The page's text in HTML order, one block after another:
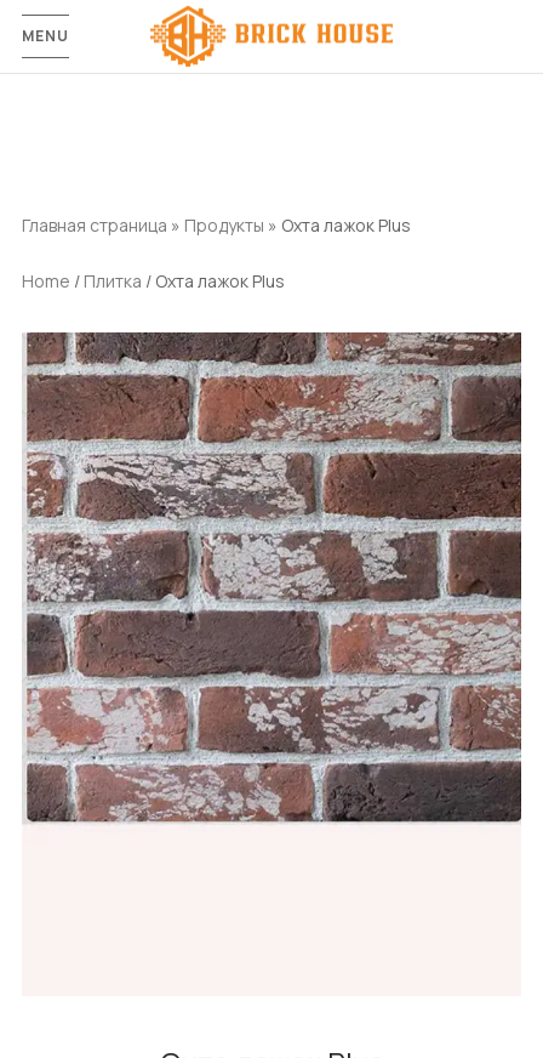
MENU
Главная страница » Продукты » Охта лажок Plus
Home / Плитка / Охта лажок Plus